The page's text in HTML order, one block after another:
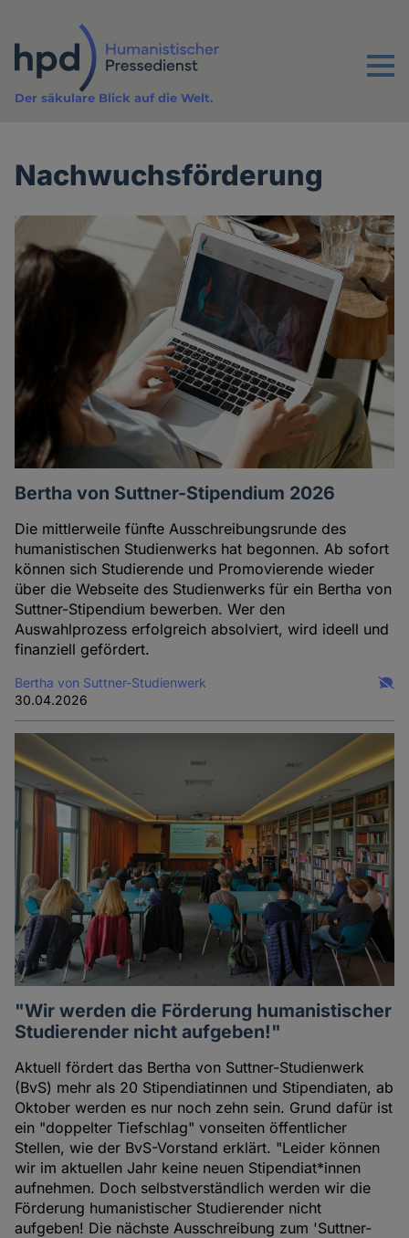
Inhalt
Menu
Der säkulare Blick auf die Welt.
Nachwuchsförderung
Bertha von Suttner-Stipendium 2026
Die mittlerweile fünfte Ausschreibungsrunde des
humanistischen Studienwerks hat begonnen. Ab sofort
können sich Studierende und Promovierende wieder
über die Webseite des Studienwerks für ein Bertha von
Suttner-Stipendium bewerben. Wer den
Auswahlprozess erfolgreich absolviert, wird ideell und
finanziell gefördert.
Bertha von Suttner-Studienwerk
30.04.2026
"Wir werden die Förderung humanistischer
Studierender nicht aufgeben!"
Aktuell fördert das Bertha von Suttner-Studienwerk
(BvS) mehr als 20 Stipendiatinnen und Stipendiaten, ab
Oktober werden es nur noch zehn sein. Grund dafür ist
ein "doppelter Tiefschlag" vonseiten öffentlicher
Stellen, wie der BvS-Vorstand erklärt. "Leider können
wir im aktuellen Jahr keine neuen Stipendiat*innen
aufnehmen. Doch selbstverständlich werden wir die
Förderung humanistischer Studierender nicht
aufgeben! Die nächste Ausschreibung zum 'Suttner-